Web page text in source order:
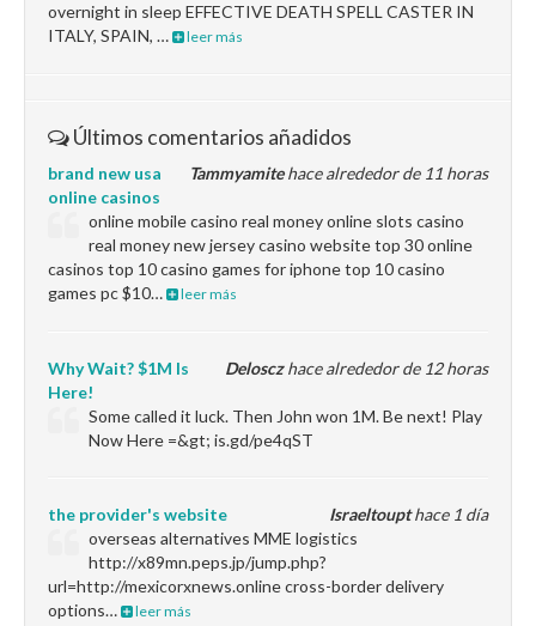
overnight in sleep EFFECTIVE DEATH SPELL CASTER IN
ITALY, SPAIN, …
leer más
Últimos comentarios añadidos
Tammyamitehace alrededor de 11 horas
brand new usa
online casinos
online mobile casino real money online slots casino
real money new jersey casino website top 30 online
casinos top 10 casino games for iphone top 10 casino
games pc $10…
leer más
Delosczhace alrededor de 12 horas
Why Wait? $1M Is
Here!
Some called it luck. Then John won 1M. Be next! Play
Now Here =&gt; is.gd/pe4qST
Israeltoupthace 1 día
the provider's website
overseas alternatives MME logistics
http://x89mn.peps.jp/jump.php?
url=http://mexicorxnews.online cross-border delivery
options…
leer más